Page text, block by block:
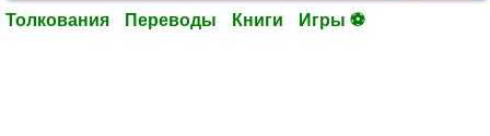
Толкования Переводы Книги Игры ⚽